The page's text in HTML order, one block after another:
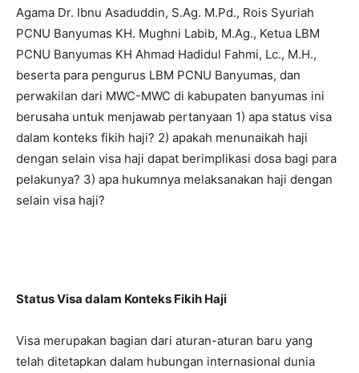
Agama Dr. Ibnu Asaduddin, S.Ag. M.Pd., Rois Syuriah
PCNU Banyumas KH. Mughni Labib, M.Ag., Ketua LBM
PCNU Banyumas KH Ahmad Hadidul Fahmi, Lc., M.H.,
beserta para pengurus LBM PCNU Banyumas, dan
perwakilan dari MWC-MWC di kabupaten banyumas ini
berusaha untuk menjawab pertanyaan 1) apa status visa
dalam konteks fikih haji? 2) apakah menunaikah haji
dengan selain visa haji dapat berimplikasi dosa bagi para
pelakunya? 3) apa hukumnya melaksanakan haji dengan
selain visa haji?
Status Visa dalam Konteks Fikih Haji
Visa merupakan bagian dari aturan-aturan baru yang
telah ditetapkan dalam hubungan internasional dunia